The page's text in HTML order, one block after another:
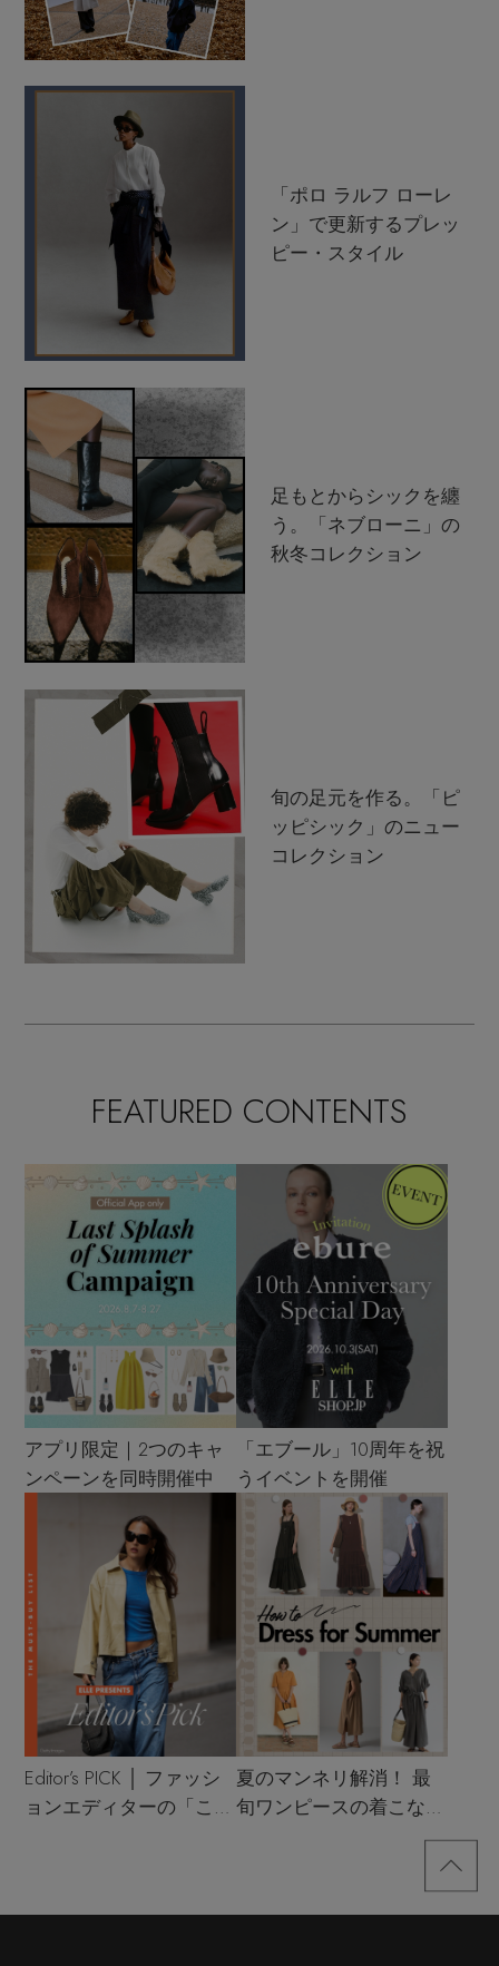
「ポロ ラルフ ローレ
ン」で更新するプレッ
ピー・スタイル
足もとからシックを纏
う。「ネブローニ」の
秋冬コレクション
旬の足元を作る。「ピ
ッピシック」のニュー
コレクション
FEATURED CONTENTS
アプリ限定｜2つのキャ
ンペーンを同時開催中
「エブール」10周年を祝
うイベントを開催
Editor’s PICK │ ファッシ
ョンエディターの「これ
夏のマンネリ解消！ 最
旬ワンピースの着こなし